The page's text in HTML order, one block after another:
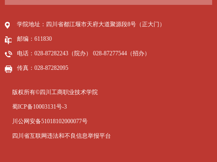
学院地址：四川省都江堰市天府大道聚源段8号（正大门）
邮编：611830
电话：028-87282243（院办） 028-87277544（招办）
传真：028-87282095
版权所有©四川工商职业技术学院
蜀ICP备10003131号-3
川公网安备51018102000077号
四川省互联网违法和不良信息举报平台